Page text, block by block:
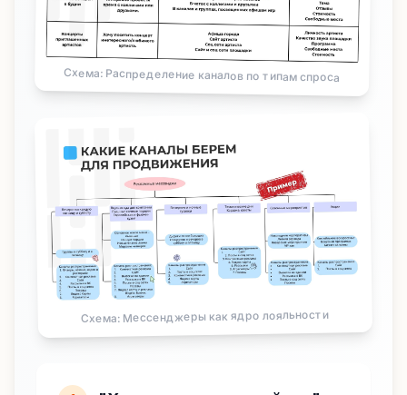
Схема: Распределение каналов по типам спроса
Схема: Мессенджеры как ядро лояльности